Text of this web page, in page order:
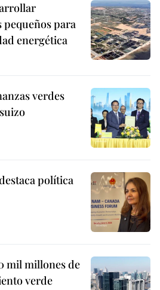
para
energética
verdes
política
mil millones de
verde